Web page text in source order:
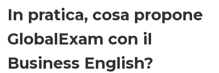
In pratica, cosa propone
GlobalExam con il
Business English?